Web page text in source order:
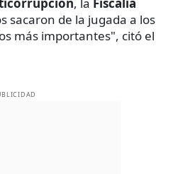
, la Fiscalía
sacaron de la jugada a los
más importantes", citó el